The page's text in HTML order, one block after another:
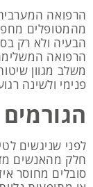
הרפואה
מהמטופלים
הבעיה ולא רק
הרפואה
משלב מגוון
פנימי ולשינה
לפני שניגשים
חלק מהאנשים
סובלים מחוסר